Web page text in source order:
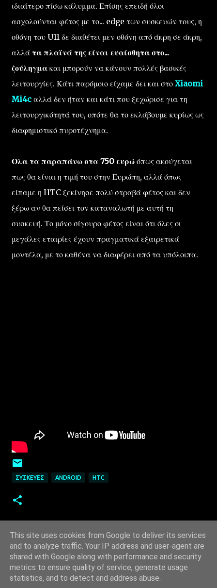
ιδιαίτερο πίσω κάλυμμα. Επίσης επειδή όλοι
ασχολούνται φέτος με το... edge των συσκευών τους, η
οθόνη του U11 δε διαθέτει μεν οθόνη από άκρη σε άκρη,
αλλά τα πλαϊνά της είναι ευαίσθητα στο...
ζούληγμα και μπορούν να κάνουν πολλές βασικές
λειτουργίες. Κάτι παρόμοιο είχαμε δει και στο Xiaomi
Mi4c αλλά δεν ήταν και κάτι που ξεχώρισε για τη
λειτουργικότητά του, οπότε θα το εκλάβουμε κυρίως ως
διαφημιστικό πυροτέχνημα.
Όλα τα παραπάνω στα 750 ευρώ όπως ακούγεται
πως θα είναι η τιμή του στην Ευρώπη, αλλά όπως
είπαμε η HTC ξεκίνησε πολύ στραβά φέτος και δεν
ξέρω αν θα πείσει τον καταναλωτή με αυτή τη
συσκευή. Το μόνο σίγουρο φέτος είναι ότι όλες οι
μεγάλες εταιρίες έχουν πραγματικά εξαιρετικά
μοντέλα, με το καθένα να διαφέρει από τα υπόλοιπα.
ΣΥΣΚΕΥΈΣ ANDROID HTC
This site uses cookies from Google to deliver its services
and to analyze traffic. Your IP address and user-agent are
shared with Google along with performance and security
metrics to ensure quality of service, generate usage
statistics, and to detect and address abuse.